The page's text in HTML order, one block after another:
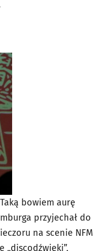
bowiem aurę
przyjechał do
na scenie NFM
„discodźwięki”,